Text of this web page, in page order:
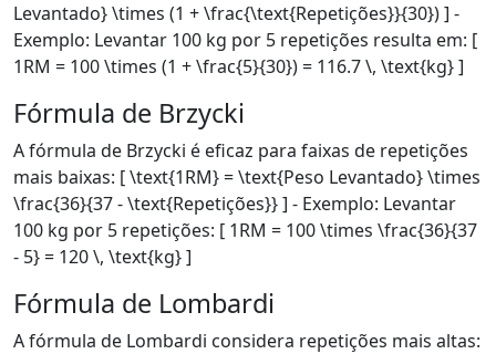
Levantado} \times (1 + \frac{\text{Repetições}}{30}) ] -
Exemplo: Levantar 100 kg por 5 repetições resulta em: [
1RM = 100 \times (1 + \frac{5}{30}) = 116.7 \, \text{kg} ]
Fórmula de Brzycki
A fórmula de Brzycki é eficaz para faixas de repetições
mais baixas: [ \text{1RM} = \text{Peso Levantado} \times
\frac{36}{37 - \text{Repetições}} ] - Exemplo: Levantar
100 kg por 5 repetições: [ 1RM = 100 \times \frac{36}{37
- 5} = 120 \, \text{kg} ]
Fórmula de Lombardi
A fórmula de Lombardi considera repetições mais altas: